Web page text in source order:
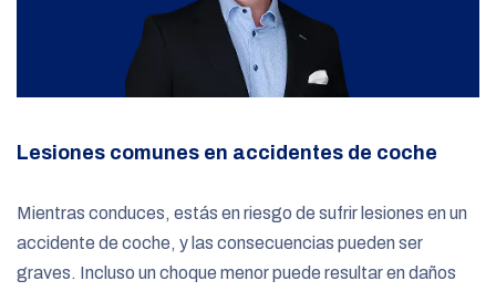
Lesiones comunes en accidentes de coche
Mientras conduces, estás en riesgo de sufrir lesiones en un
accidente de coche, y las consecuencias pueden ser
graves. Incluso un choque menor puede resultar en daños